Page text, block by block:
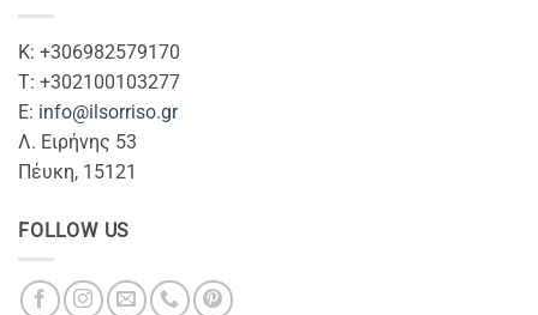
Κ: +306982579170
T: +302100103277
Ε: info@ilsorriso.gr
Λ. Ειρήνης 53
Πέυκη, 15121
FOLLOW US